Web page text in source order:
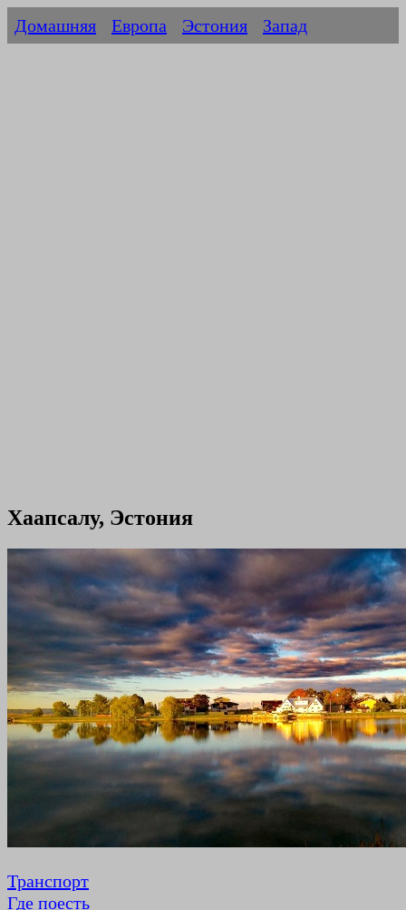
Домашняя Европа Эстония Запад
Хаапсалу, Эстония
Транспорт
Где поесть